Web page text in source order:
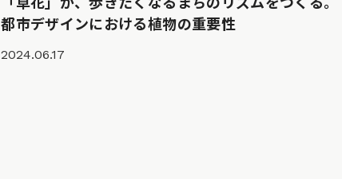
都市デザインにおける植物の重要性
2024.06.17